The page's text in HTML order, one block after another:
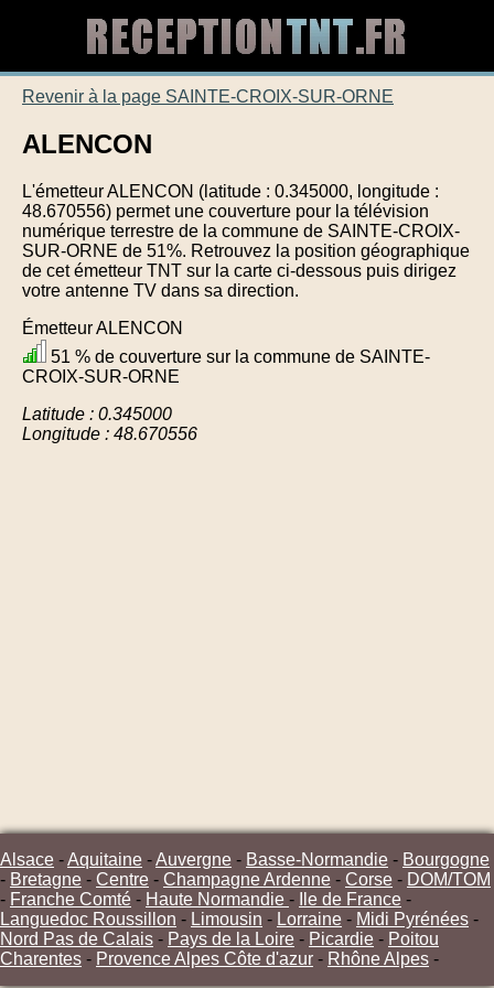
Revenir à la page SAINTE-CROIX-SUR-ORNE
ALENCON
L'émetteur ALENCON (latitude : 0.345000, longitude :
48.670556) permet une couverture pour la télévision
numérique terrestre de la commune de SAINTE-CROIX-
SUR-ORNE de 51%. Retrouvez la position géographique
de cet émetteur TNT sur la carte ci-dessous puis dirigez
votre antenne TV dans sa direction.
Émetteur ALENCON
51 % de couverture sur la commune de SAINTE-
CROIX-SUR-ORNE
Latitude : 0.345000
Longitude : 48.670556
Alsace -Aquitaine -Auvergne - Basse-Normandie - Bourgogne
- Bretagne - Centre - Champagne Ardenne - Corse - DOM/TOM
- Franche Comté - Haute Normandie - Ile de France -
Languedoc Roussillon - Limousin - Lorraine - Midi Pyrénées -
Nord Pas de Calais - Pays de la Loire - Picardie - Poitou
Charentes - Provence Alpes Côte d'azur - Rhône Alpes -